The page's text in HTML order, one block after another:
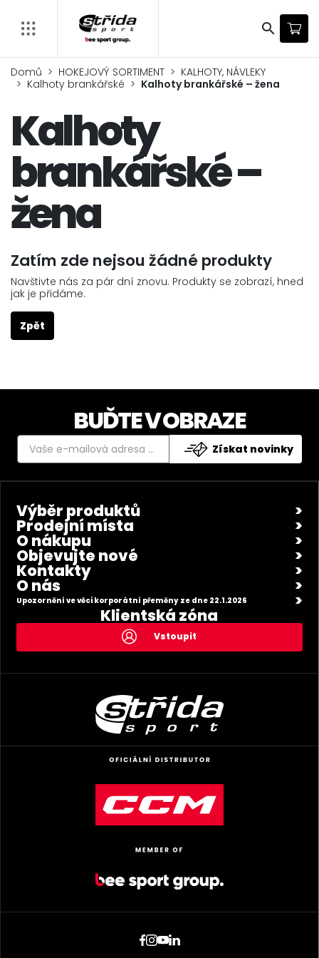
search
Domů HOKEJOVÝ SORTIMENT
KALHOTY, NÁVLEKY
Kalhoty brankářské
Kalhoty brankářské – žena
Kalhoty
brankářské –
žena
Zatím zde nejsou žádné produkty
Navštivte nás za pár dní znovu. Produkty se zobrazí, hned
jak je přidáme.
Zpět
BUĎTE V OBRAZE
Získat novinky
Výběr produktů
Prodejní místa
O nákupu
Objevujte nové
Kontakty
O nás
Upozornění ve věci korporátní přeměny ze dne 22.1.2026
Klientská zóna
Vstoupit